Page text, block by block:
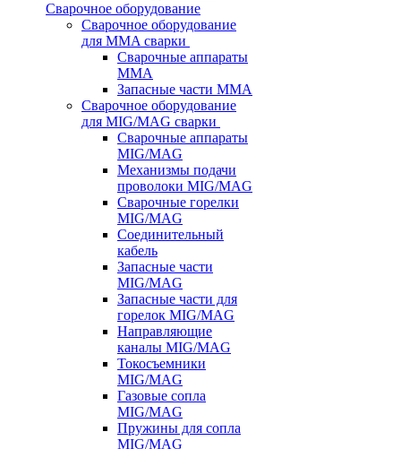
Сварочное оборудование
Сварочное оборудование
для MMA сварки
Сварочные аппараты
MMA
Запасные части MMA
Сварочное оборудование
для MIG/MAG сварки
Сварочные аппараты
MIG/MAG
Механизмы подачи
проволоки MIG/MAG
Сварочные горелки
MIG/MAG
Соединительный
кабель
Запасные части
MIG/MAG
Запасные части для
горелок MIG/MAG
Направляющие
каналы MIG/MAG
Токосъемники
MIG/MAG
Газовые сопла
MIG/MAG
Пружины для сопла
MIG/MAG